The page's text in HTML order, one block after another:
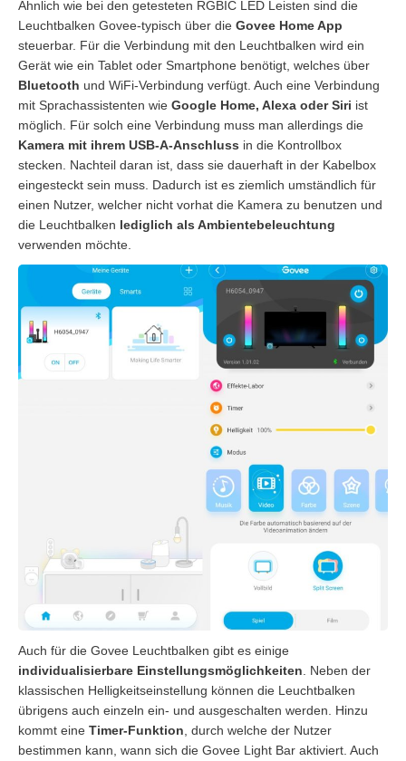
Ähnlich wie bei den getesteten RGBIC LED Leisten sind die
Leuchtbalken Govee-typisch über die Govee Home App
steuerbar. Für die Verbindung mit den Leuchtbalken wird ein
Gerät wie ein Tablet oder Smartphone benötigt, welches über
Bluetooth und WiFi-Verbindung verfügt. Auch eine Verbindung
mit Sprachassistenten wie Google Home, Alexa oder Siri ist
möglich. Für solch eine Verbindung muss man allerdings die
Kamera mit ihrem USB-A-Anschluss in die Kontrollbox
stecken. Nachteil daran ist, dass sie dauerhaft in der Kabelbox
eingesteckt sein muss. Dadurch ist es ziemlich umständlich für
einen Nutzer, welcher nicht vorhat die Kamera zu benutzen und
die Leuchtbalken lediglich als Ambientebeleuchtung
verwenden möchte.
Auch für die Govee Leuchtbalken gibt es einige
individualisierbare Einstellungsmöglichkeiten . Neben der
klassischen Helligkeitseinstellung können die Leuchtbalken
übrigens auch einzeln ein- und ausgeschalten werden. Hinzu
kommt eine Timer-Funktion , durch welche der Nutzer
bestimmen kann, wann sich die Govee Light Bar aktiviert. Auch